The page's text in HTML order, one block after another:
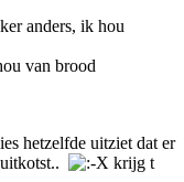
anders, ik hou
van brood
hetzelfde uitziet dat er
krijg t